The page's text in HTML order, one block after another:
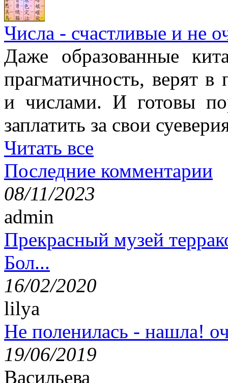
Числа - счастливые и не
Даже образованные
прагматичность, верят
и числами. И готовы
заплатить за свои
Читать все
Последние комментарии
08/11/2023
admin
Прекрасный музей
Бол...
16/02/2020
lilya
Не поленилась - нашла!
19/06/2019
Васильева